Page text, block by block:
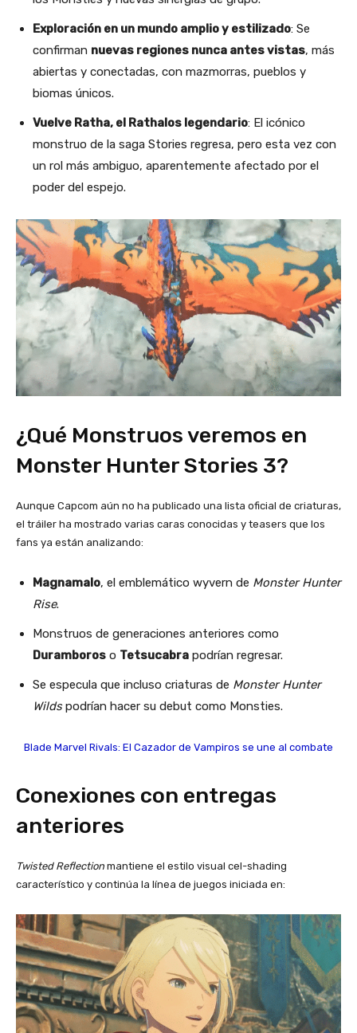
Exploración en un mundo amplio y estilizado: Se
confirman nuevas regiones nunca antes vistas, más
abiertas y conectadas, con mazmorras, pueblos y
biomas únicos.
Vuelve Ratha, el Rathalos legendario: El icónico
monstruo de la saga Stories regresa, pero esta vez con
un rol más ambiguo, aparentemente afectado por el
poder del espejo.
¿Qué Monstruos veremos en
Monster Hunter Stories 3?
Aunque Capcom aún no ha publicado una lista oficial de criaturas,
el tráiler ha mostrado varias caras conocidas y teasers que los
fans ya están analizando:
Magnamalo, el emblemático wyvern de Monster Hunter
Rise.
Monstruos de generaciones anteriores como
Duramboros o Tetsucabra podrían regresar.
Se especula que incluso criaturas de Monster Hunter
Wildspodrían hacer su debut como Monsties.
Blade Marvel Rivals: El Cazador de Vampiros se une al combate
Conexiones con entregas
anteriores
Twisted Reflection mantiene el estilo visual cel-shading
característico y continúa la línea de juegos iniciada en: